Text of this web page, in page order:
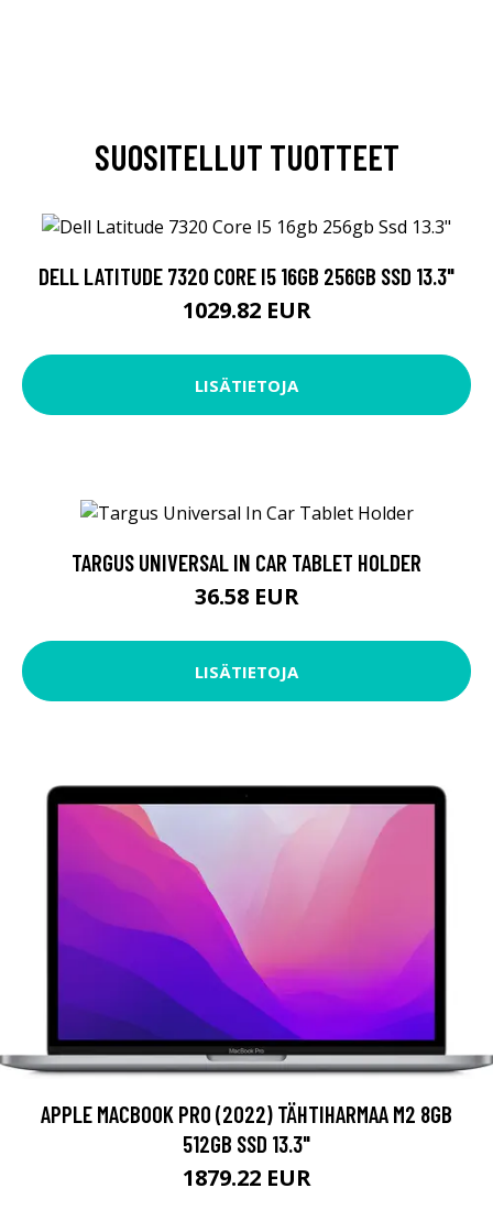
SUOSITELLUT TUOTTEET
DELL LATITUDE 7320 CORE I5 16GB 256GB SSD 13.3"
1029.82 EUR
LISÄTIETOJA
TARGUS UNIVERSAL IN CAR TABLET HOLDER
36.58 EUR
LISÄTIETOJA
APPLE MACBOOK PRO (2022) TÄHTIHARMAA M2 8GB
512GB SSD 13.3"
1879.22 EUR